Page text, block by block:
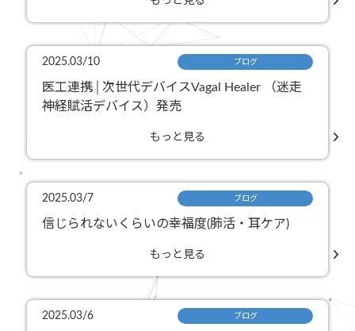
2025.03/10 ブログ
医工連携│次世代デバイスVagal Healer （迷走
神経賦活デバイス）発売
もっと見る
2025.03/7 ブログ
信じられないくらいの幸福度(肺活・耳ケア)
もっと見る
2025.03/6 ブログ